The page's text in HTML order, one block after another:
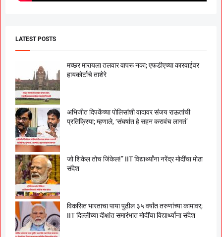
LATEST POSTS
मच्छर मारायला तलवार वापरू नका; एफडीएच्या कारवाईवर
हायकोर्टाचे ताशेरे
अभिजीत दिपकेंच्या पोलिसांशी वादावर संजय राऊतांची
प्रतिक्रिया; म्हणाले, ‘संघर्षात हे सहन करावंच लागतं’
जो शिकेल तोच जिंकेल!” IIT विद्यार्थ्यांना नरेंद्र मोदींचा मोठा
संदेश
विकसित भारताचा पाया पुढील ३५ वर्षांत तरुणांच्या कामावर;
IIT दिल्लीच्या दीक्षांत समारंभात मोदींचा विद्यार्थ्यांना संदेश